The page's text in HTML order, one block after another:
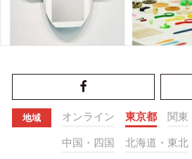
地域 オンライン 東京都 関東
中国・四国 北海道・東北